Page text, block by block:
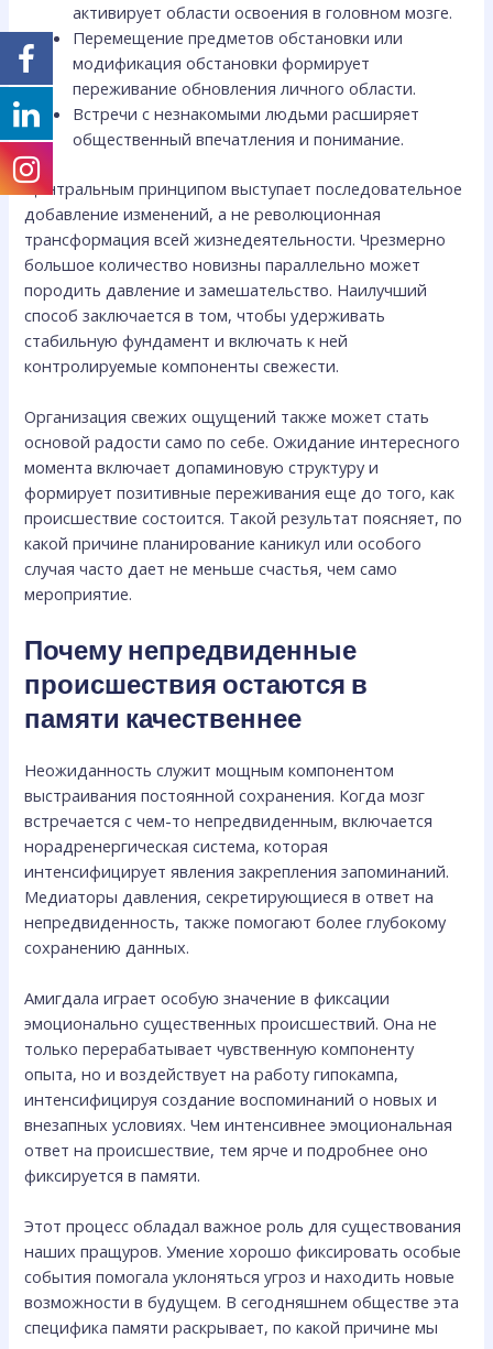
активирует области освоения в головном мозге.
Перемещение предметов обстановки или
модификация обстановки формирует
переживание обновления личного области.
Встречи с незнакомыми людьми расширяет
общественный впечатления и понимание.
Центральным принципом выступает последовательное
добавление изменений, а не революционная
трансформация всей жизнедеятельности. Чрезмерно
большое количество новизны параллельно может
породить давление и замешательство. Наилучший
способ заключается в том, чтобы удерживать
стабильную фундамент и включать к ней
контролируемые компоненты свежести.
Организация свежих ощущений также может стать
основой радости само по себе. Ожидание интересного
момента включает допаминовую структуру и
формирует позитивные переживания еще до того, как
происшествие состоится. Такой результат поясняет, по
какой причине планирование каникул или особого
случая часто дает не меньше счастья, чем само
мероприятие.
Почему непредвиденные
происшествия остаются в
памяти качественнее
Неожиданность служит мощным компонентом
выстраивания постоянной сохранения. Когда мозг
встречается с чем-то непредвиденным, включается
норадренергическая система, которая
интенсифицирует явления закрепления запоминаний.
Медиаторы давления, секретирующиеся в ответ на
непредвиденность, также помогают более глубокому
сохранению данных.
Амигдала играет особую значение в фиксации
эмоционально существенных происшествий. Она не
только перерабатывает чувственную компоненту
опыта, но и воздействует на работу гипокампа,
интенсифицируя создание воспоминаний о новых и
внезапных условиях. Чем интенсивнее эмоциональная
ответ на происшествие, тем ярче и подробнее оно
фиксируется в памяти.
Этот процесс обладал важное роль для существования
наших пращуров. Умение хорошо фиксировать особые
события помогала уклоняться угроз и находить новые
возможности в будущем. В сегодняшнем обществе эта
специфика памяти раскрывает, по какой причине мы